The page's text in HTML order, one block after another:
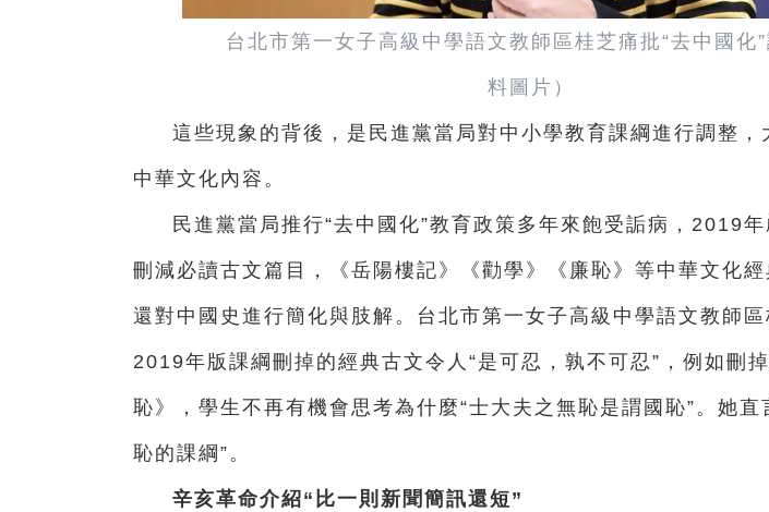
台北市第一女子高級中學語文教師區桂芝痛批“去中國化
料圖片）
這些現象的背後，是民進黨當局對中小學教育課綱進行調整，
中華文化內容。
民進黨當局推行“去中國化”教育政策多年來飽受詬病，2019
刪減必讀古文篇目，《岳陽樓記》《勸學》《廉恥》等中華文化經
還對中國史進行簡化與肢解。台北市第一女子高級中學語文教師區
2019年版課綱刪掉的經典古文令人“是可忍，孰不可忍”，例如刪
恥》，學生不再有機會思考為什麼“士大夫之無恥是謂國恥”。她直
恥的課綱”。
辛亥革命介紹“比一則新聞簡訊還短”